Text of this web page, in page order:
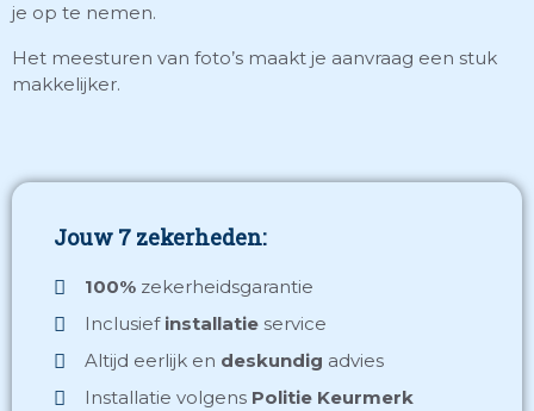
je op te nemen.
Het meesturen van foto’s maakt je aanvraag een stuk
makkelijker.
Jouw 7 zekerheden:
100% zekerheidsgarantie
Inclusief installatie service
Altijd eerlijk en deskundig advies
Installatie volgens Politie Keurmerk